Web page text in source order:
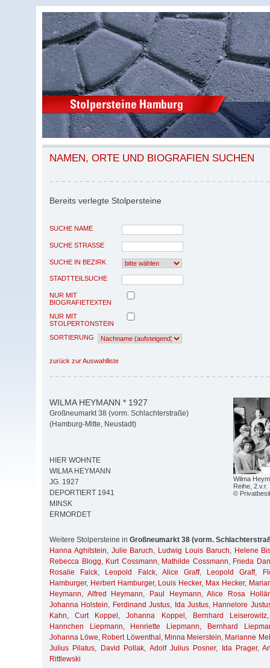
NAMEN, ORTE UND BIOGRAFIEN SUCHEN
Bereits verlegte Stolpersteine
SUCHE NAME
SUCHE STRASSE
SUCHE IN BEZIRK
STADTTEILSUCHE
NUR MIT
BIOGRAFIETEXTEN
NUR MIT
STOLPERTONSTEIN
SORTIERUNG
zurück zur Auswahlliste
Wilma
Reihe, 2.v.r.
©
WILMA HEYMANN * 1927
Großneumarkt 38 (vorm. Schlachterstraße)
(Hamburg-Mitte, Neustadt)
HIER WOHNTE
WILMA HEYMANN
JG. 1927
DEPORTIERT 1941
MINSK
ERMORDET
Weitere Stolpersteine in Großneumarkt 38 (vorm.
Hanna Aghitstein, Julie Baruch, Ludwig Louis Baruch, Helene
Rebecca Blogg, Kurt Cossmann, Mathilde Cossmann, Frieda
Rosalie Falck, Leopold Falck, Alice Graff, Leopold Graff,
Hamburger, Herbert Hamburger, Louis Hecker, Max Hecker,
Heymann, Alfred Heymann, Paul Heymann,Alice Rosa
Johanna Holstein, Ferdinand Justus, Ida Justus, Hannelore
Kahn,Curt Koppel ,Johanna Koppel , Bernhard Leiserowitz
Hannchen Liepmann, Henriette Liepmann,
Bernhard
Johanna Löwe, Robert Löwenthal , Minna Meierstein, Marianne
Julius Pilatus, David Pollak, Adolf Julius Posner, Ida Prager,
Rittlewski